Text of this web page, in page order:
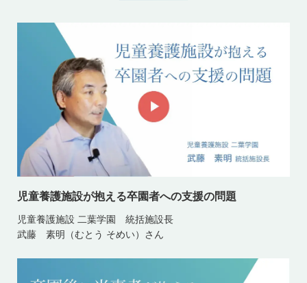
児童養護施設が抱える卒園者への支援の問題
児童養護施設 二葉学園 統括施設長
武藤 素明（むとう そめい）さん